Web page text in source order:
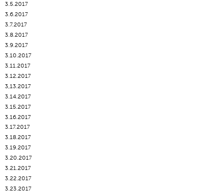
3.5.2017
3.6.2017
3.7.2017
3.8.2017
3.9.2017
3.10.2017
3.11.2017
3.12.2017
3,13.2017
3.14.2017
3.15.2017
3.16.2017
3.17.2017
3.18.2017
3.19.2017
3.20.2017
3.21.2017
3.22.2017
3.23.2017